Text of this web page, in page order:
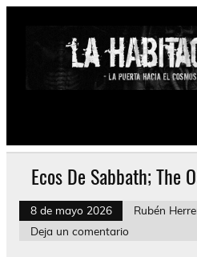
Saltar
Psychedelic, Stoner, Doom,
Ecos De Sabbath; The
8 de mayo 2026
Rubén
Deja un comentario